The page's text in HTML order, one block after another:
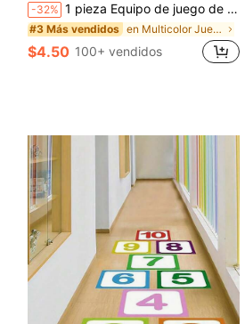
-32% 1 pieza Equipo de juego de huellas ajustable y antideslizante, adecuado para jardín, fiesta al aire libre, aniversario, actividades de trabajo en equipo, deportes y juegos al aire libre de picnic
#3 Más vendidos en Multicolor Juegos de malabarismo para adolescen
$4.50 100+ vendidos